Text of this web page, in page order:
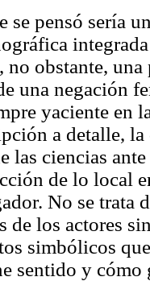
se pensó sería
no obstante,
una negación
yaciente en
a detalle,
las ciencias
de lo local
No se trata
de los actores
simbólicos
sentido y